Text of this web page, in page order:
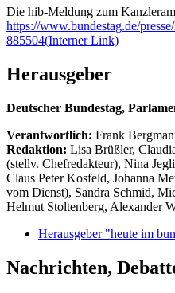
Die hib-Meldung zum
https://www.bundestag.de/
885504(Interner Link)
Herausgeber
Deutscher Bundestag,
Verantwortlich: Frank
Redaktion: Lisa Brüßler,
(stellv. Chefredakteur), Nina
Claus Peter Kosfeld, Johanna
vom Dienst), Sandra Schmid,
Helmut Stoltenberg, Alexander
Herausgeber "heute im
Nachrichten,